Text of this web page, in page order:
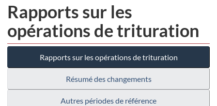
Rapports sur les
opérations de trituration
Rapports sur les opérations de trituration
Résumé des changements
Autres périodes de référence